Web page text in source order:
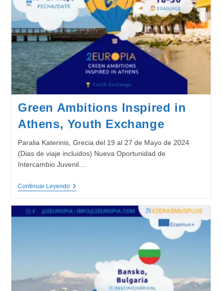
Green Ambitions Inspired in
Athens, Youth Exchange
Paralia Katerinis, Grecia del 19 al 27 de Mayo de 2024
(Dias de viaje incluidos) Nueva Oportunidad de
Intercambio Juvenil…
Continuar LeyendoGreen
In
Athens,